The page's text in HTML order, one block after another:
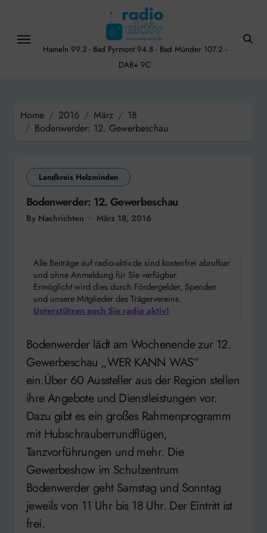
content
Hameln 99.3 - Bad Pyrmont 94.8 - Bad Münder 107.2 -
DAB+ 9C
Home 2016 März
18
Bodenwerder: 12. Gewerbeschau
Landkreis Holzminden
Bodenwerder: 12. Gewerbeschau
By Nachrichten März 18, 2016
Alle Beiträge auf radio-aktiv.de sind kostenfrei abrufbar
und ohne Anmeldung für Sie verfügbar.
Ermöglicht wird dies durch Fördergelder, Spenden
und unsere Mitglieder des Trägervereins.
Unterstützen auch Sie radio aktiv!
Bodenwerder lädt am Wochenende zur 12.
Gewerbeschau „WER KANN WAS“
ein.Über 60 Aussteller aus der Region stellen
ihre Angebote und Dienstleistungen vor.
Dazu gibt es ein großes Rahmenprogramm
mit Hubschrauberrundflügen,
Tanzvorführungen und mehr. Die
Gewerbeshow im Schulzentrum
Bodenwerder geht Samstag und Sonntag
jeweils von 11 Uhr bis 18 Uhr. Der Eintritt ist
frei.